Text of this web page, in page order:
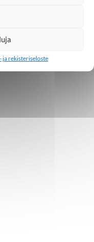
ja rekisteriseloste